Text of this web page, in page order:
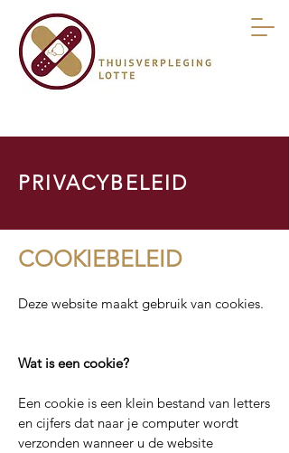
PRIVACYBELEID
COOKIEBELEID
Deze website maakt gebruik van cookies.
Wat is een cookie?
Een cookie is een klein bestand van letters
en cijfers dat naar je computer wordt
verzonden wanneer u de website